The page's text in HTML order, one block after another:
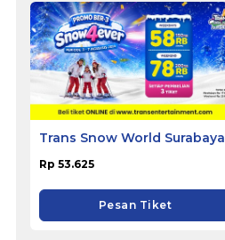
Trans Snow World Surabaya
Rp 53.625
Pesan Tiket